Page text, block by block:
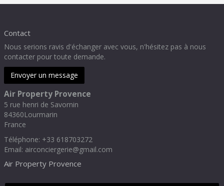
Contact
Nous serions ravis d'échanger avec vous, n'hésitez pas à nous
contacter pour toute demande.
Envoyer un message
Air Property Provence
5 rue henri de Savornin
84360Lourmarin
France
Téléphone: +33 618703272
Email: airconciergerie@gmail.com
Air Property Provence